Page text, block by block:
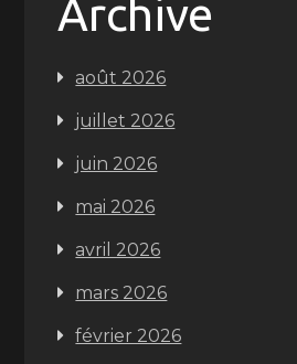
Archive
août 2026
juillet 2026
juin 2026
mai 2026
avril 2026
mars 2026
février 2026